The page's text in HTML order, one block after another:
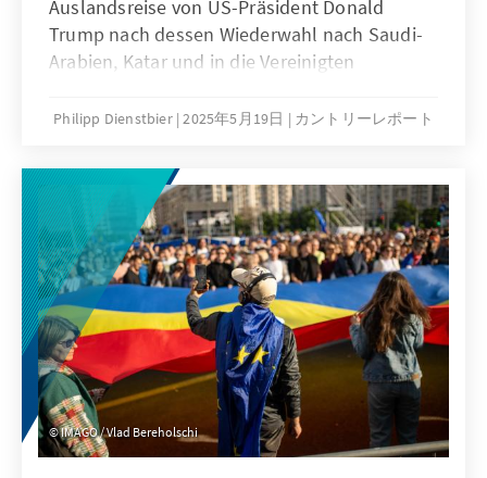
blieben hinter den Erwartungen zurück.
Auslandsreise von US-Präsident Donald
Trump nach dessen Wiederwahl nach Saudi-
Arabien, Katar und in die Vereinigten
US-Wirtschaftselite im Schlepptau verkündete
mehrere Billionen US-Dollar. Jenseits vieler
Deals demonstrieren die Golf- Staaten dabei
vor allem, dass sie den Politikstil Trumps
besser verinnerlicht haben als viele andere:
Riad, Doha und Abu Dhabi nutzen das Ohr des
Präsidenten geschickt zur eigenen
Interessensverfolgung und zum Ausbau ihrer
Macht. Die von Saudi-Arabien arrangierte Auf-
hebung von US-Sanktionen gegen Syrien und
das Treffen Trumps in Riad mit dem syrischen
Übergangspräsidenten Ahmed Al-Sharaa sind
Philipp Dienstbier 2025年5月19日 カントリーレポート
IMAGO / Vlad Bereholschi